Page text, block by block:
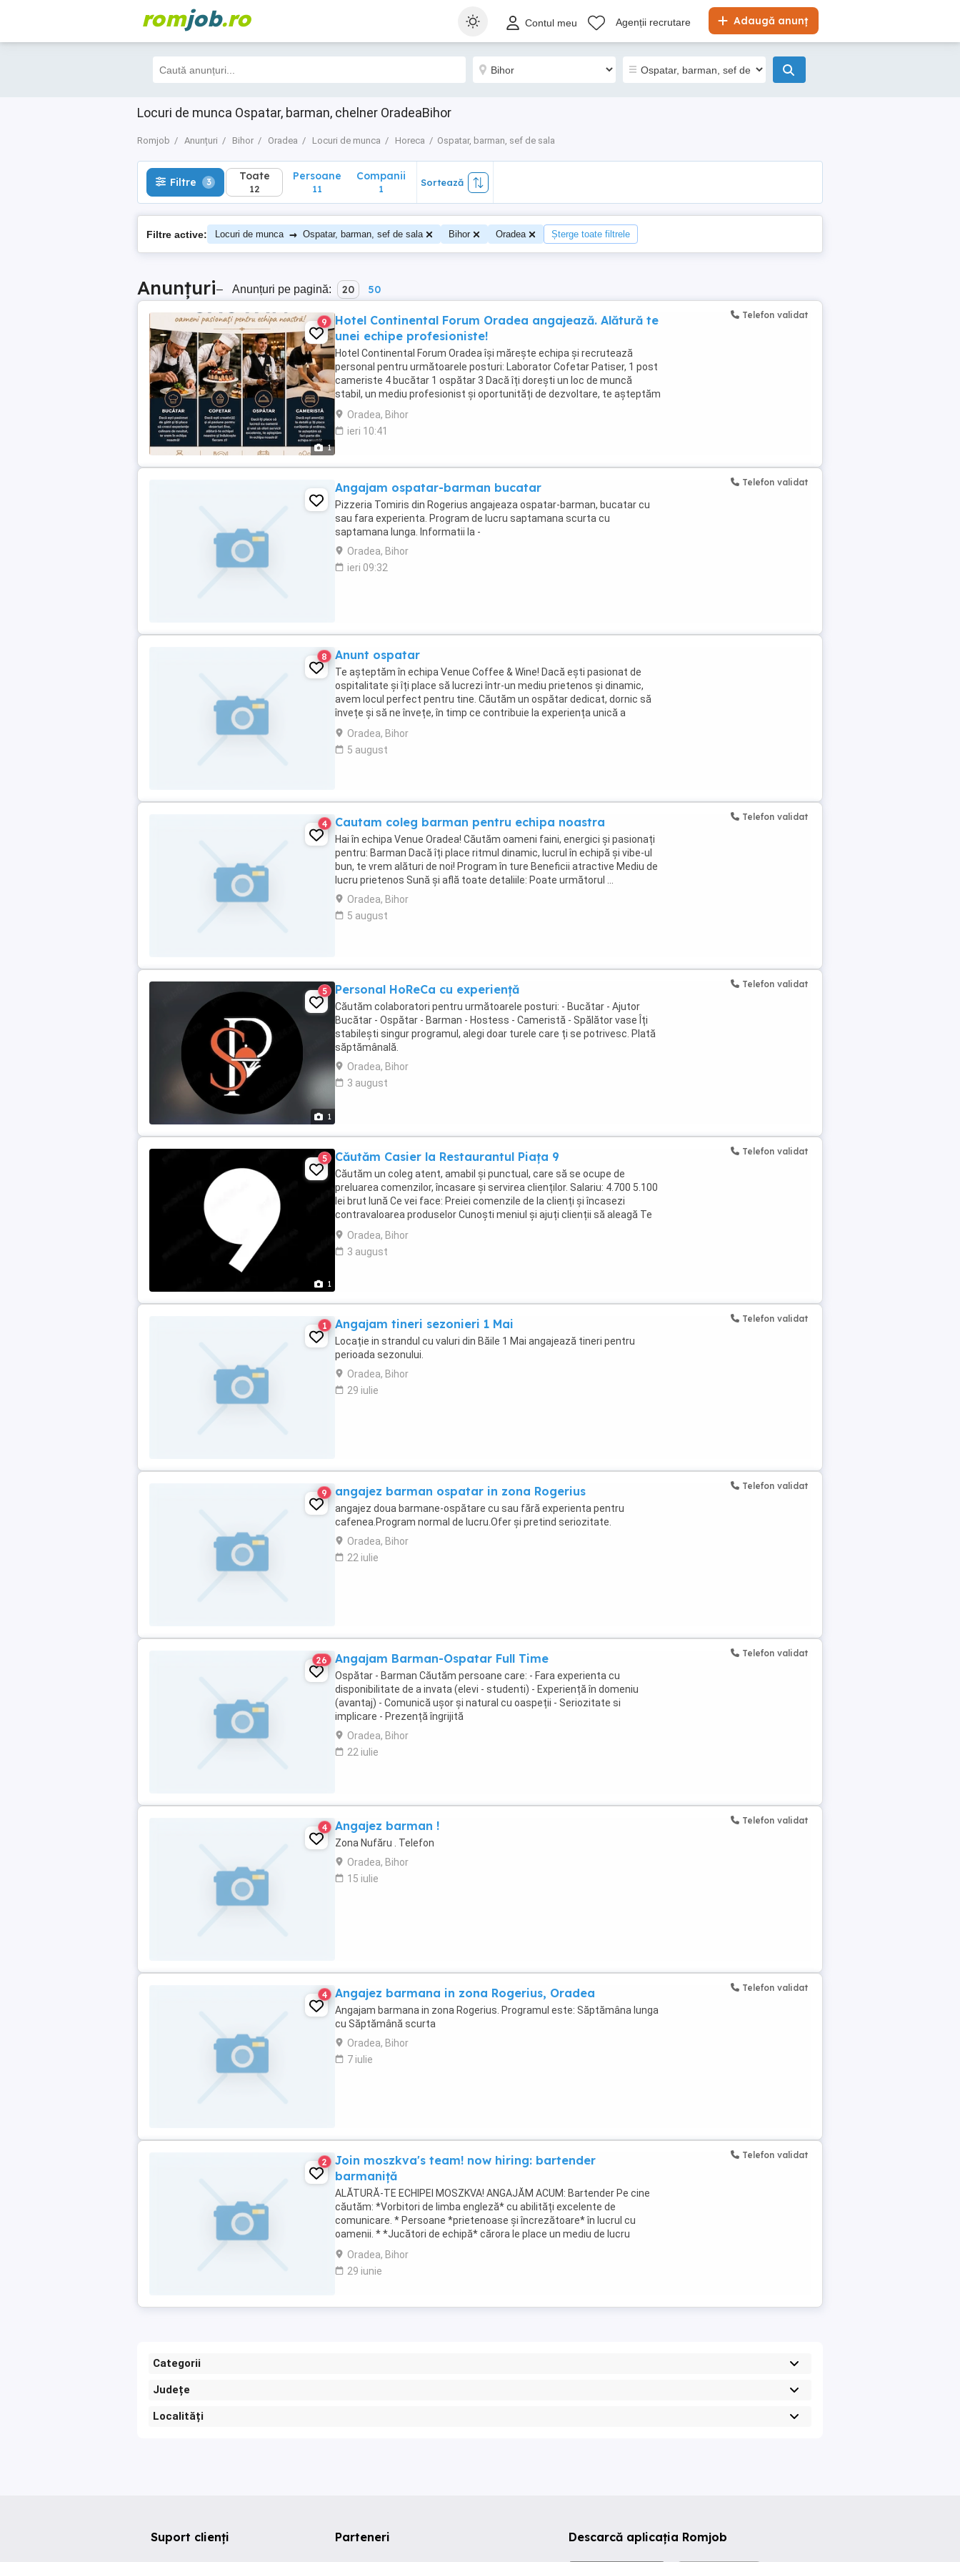
romjob.ro Adaugă anunț
Contul meu Agenții recrutare
Locuri de munca Ospatar, barman, chelner OradeaBihor
Romjob Anunțuri Bihor Oradea Locuri de munca Horeca Ospatar, barman, sef de sala
Filtre 3 Toate
12
Filtre 3 Toate
12
Persoane
11
Companii
1
Sortează
Filtre active: Locuri de munca → Ospatar, barman, sef de sala Bihor Oradea Șterge toate filtrele
Anunțuri– Anunțuri pe pagină: 20 50
1
9
Hotel Continental Forum Oradea angajează. Alătură te
unei echipe profesioniste!
Hotel Continental Forum Oradea își mărește echipa și recrutează
personal pentru următoarele posturi: Laborator Cofetar Patiser, 1 post
cameriste 4 bucătar 1 ospătar 3 Dacă îți dorești un loc de muncă
stabil, un mediu profesionist și oportunități de dezvoltare, te așteptăm
în echipa noastră. Pentru ...
Oradea, Bihor
ieri 10:41
Telefon validat
Angajam ospatar-barman bucatar
Pizzeria Tomiris din Rogerius angajeaza ospatar-barman, bucatar cu
sau fara experienta. Program de lucru saptamana scurta cu
saptamana lunga. Informatii la -
Oradea, Bihor
ieri 09:32
Telefon validat
8 Anunt ospatar
Te așteptăm în echipa Venue Coffee & Wine! Dacă ești pasionat de
ospitalitate și îți place să lucrezi într-un mediu prietenos și dinamic,
avem locul perfect pentru tine. Căutăm un ospătar dedicat, dornic să
învețe și să ne învețe, în timp ce contribuie la experiența unică a
clienților noștri. Ce ...
Oradea, Bihor
5 august
4 Cautam coleg barman pentru echipa noastra
Hai în echipa Venue Oradea! Căutăm oameni faini, energici și pasionați
pentru: Barman Dacă îți place ritmul dinamic, lucrul în echipă și vibe-ul
bun, te vrem alături de noi! Program în ture Beneficii atractive Mediu de
lucru prietenos Sună și află toate detaliile: Poate următorul ...
Oradea, Bihor
5 august
Telefon validat
1
5 Personal HoReCa cu experiență
Căutăm colaboratori pentru următoarele posturi: - Bucătar - Ajutor
Bucătar - Ospătar - Barman - Hostess - Cameristă - Spălător vase Îți
stabilești singur programul, alegi doar turele care ți se potrivesc. Plată
săptămânală.
Oradea, Bihor
3 august
Telefon validat
1
5 Căutăm Casier la Restaurantul Piața 9
Căutăm un coleg atent, amabil și punctual, care să se ocupe de
preluarea comenzilor, încasare și servirea clienților. Salariu: 4.700 5.100
lei brut lună Ce vei face: Preiei comenzile de la clienți și încasezi
contravaloarea produselor Cunoști meniul și ajuți clienții să aleagă Te
asiguri că fiecare ...
Oradea, Bihor
3 august
Telefon validat
1 Angajam tineri sezonieri 1 Mai
Locație in strandul cu valuri din Băile 1 Mai angajează tineri pentru
perioada sezonului.
Oradea, Bihor
29 iulie
Telefon validat
9 angajez barman ospatar in zona Rogerius
angajez doua barmane-ospătare cu sau fără experienta pentru
cafenea.Program normal de lucru.Ofer și pretind seriozitate.
Oradea, Bihor
22 iulie
Telefon validat
26 Angajam Barman-Ospatar Full Time
Ospătar - Barman Căutăm persoane care: - Fara experienta cu
disponibilitate de a invata (elevi - studenti) - Experiență în domeniu
(avantaj) - Comunică ușor și natural cu oaspeții - Seriozitate si
implicare - Prezență îngrijită
Oradea, Bihor
22 iulie
Telefon validat
4 Angajez barman !
Zona Nufăru . Telefon
Oradea, Bihor
15 iulie
Telefon validat
4 Angajez barmana in zona Rogerius, Oradea
Angajam barmana in zona Rogerius. Programul este: Săptămâna lunga
cu Săptămână scurta
Oradea, Bihor
7 iulie
Telefon validat
2
Join moszkva's team! now hiring: bartender
barmaniță
ALĂTURĂ-TE ECHIPEI MOSZKVA! ANGAJĂM ACUM: Bartender Pe cine
căutăm: *Vorbitori de limba engleză* cu abilități excelente de
comunicare. * Persoane *prietenoase și încrezătoare* în lucrul cu
oamenii. * *Jucători de echipă* cărora le place un mediu de lucru
dinamic alert. * Capacitatea de a lucra într-o ...
Oradea, Bihor
29 iunie
Telefon validat
Categorii
Județe
Localități
Descarcă aplicația Romjob
Suport clienți Parteneri